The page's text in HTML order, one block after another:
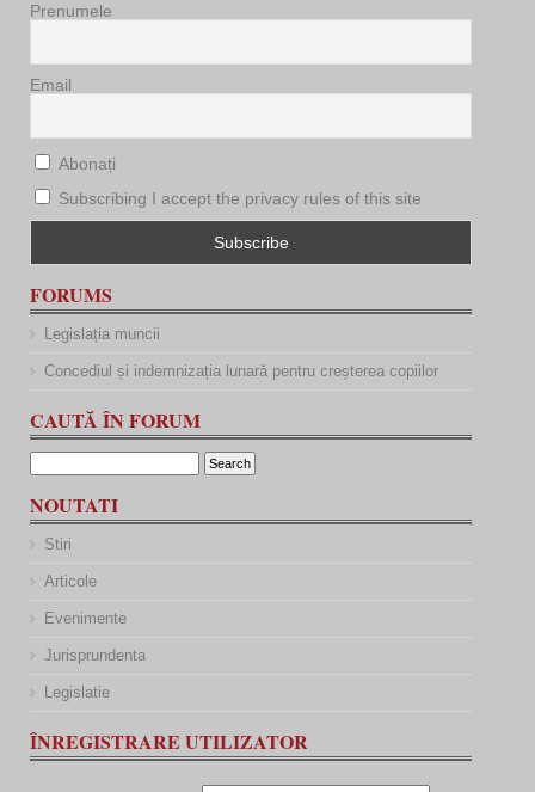
Prenumele
Email
Abonați
Subscribing I accept the privacy rules of this site
FORUMS
Legislația muncii
Concediul și indemnizația lunară pentru creșterea copiilor
CAUTĂ ÎN FORUM
NOUTATI
Stiri
Articole
Evenimente
Jurisprundenta
Legislatie
ÎNREGISTRARE UTILIZATOR